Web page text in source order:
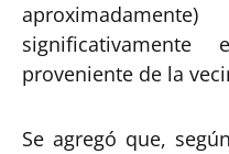
proveniente de la
Se agregó que,